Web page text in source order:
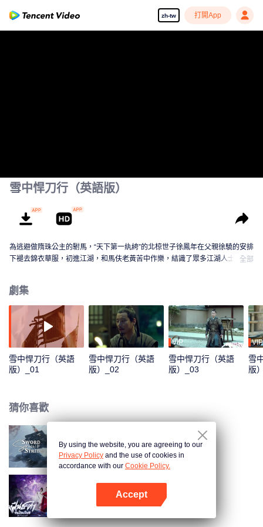
zh-tw 打開App
雪中悍刀行（英語版）
為逃避做隋珠公主的駙馬，“天下第一紈絝”的北椋世子徐鳳年在父親徐驍的安排
下褪去錦衣華服，初進江湖，和馬伕老黃苦中作樂，結識了眾多江湖人士。三
寡人。但當徐鳳年雪中冠禮，得知一個個至親離他而去，為他犧牲，經歷人生
的至暗時刻後，終於下定決心，要當一個和父親完全不一樣的北椋王，再難也
不能妥協，遂苦學武藝，憑藉赤子之心和勤學苦練，成為武者，而後率丫鬟姜
泥、劍仙李淳罡等護衛，二進江湖，用悍刀鬧得武林勢力雞飛狗跳，看似按老
爹的套路下棋，實則踏雪獨闖，力抗命運安排，漸漸培植了願為自己效忠的武
當、江南文壇、西楚、徽山軒轅等武林新勢力，也通過種種線索發現母親吳素
之死的真相。漫天飛雪，徐鳳年一人一刀一腔仇，用自己的身軀扛起北椋戰
旗，最終長成為北椋王合格的接班人。
全部
劇集
雪中悍刀行（英語
版）_01
雪中悍刀行（英語
版）_02
VIP
雪中悍刀行（英語
版）_03
VIP
雪
版
猜你喜歡
雪中悍刀行
逆天成仙（泰語版）
By using the website, you are agreeing to our
Privacy Policy and the use of cookies in
accordance with our Cookie Policy.
Accept